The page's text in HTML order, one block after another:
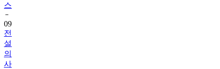
스
09
전
설
의
사